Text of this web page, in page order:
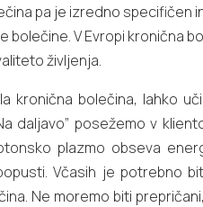
pa je izredno
bolečine. V Evropi kronična
življenja.
kronična bolečina, lahko
daljavo” posežemo v
plazmo obseva
Včasih je potrebno
Ne moremo biti